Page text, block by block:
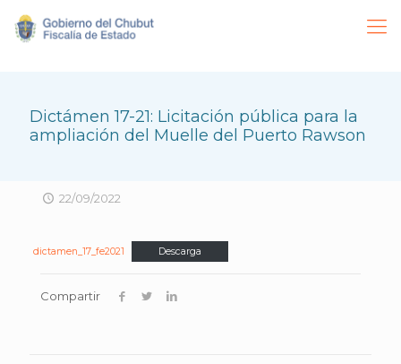
Dictámen 17-21: Licitación pública para la
ampliación del Muelle del Puerto Rawson
22/09/2022
dictamen_17_fe2021 Descarga
Compartir